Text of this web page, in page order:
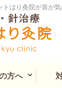
はり灸院が首が
方へ